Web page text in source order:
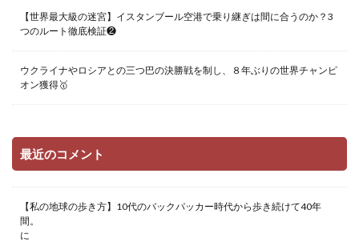
【世界最大級の迷宮】イスタンブール空港で乗り継ぎは間に合うのか？3
つのルート徹底検証❷
ウクライナやロシアとの三つ巴の決勝戦を制し、８年ぶりの世界チャンピ
オン獲得🥇
最近のコメント
【私の地球の歩き方】10代のバックパッカー時代から歩き続けて40年
間。
に